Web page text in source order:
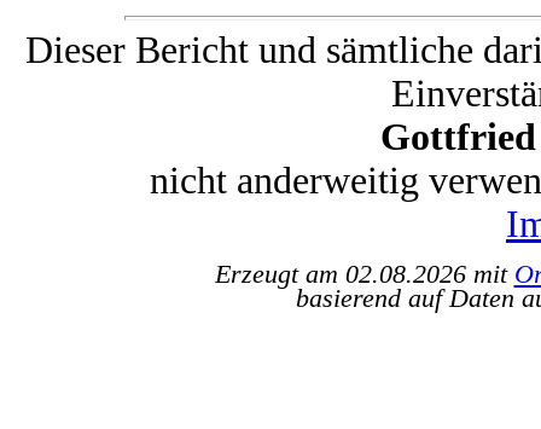
Dieser Bericht und sämtliche
Gottfried
nicht anderweitig
Erzeugt am 02.08.2026 mit
basierend auf Daten